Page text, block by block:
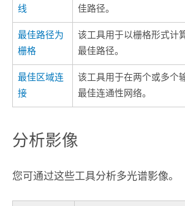
线
佳路径。
最佳路径为
栅格
该工具用于以栅格形式计
最佳路径。
最佳区域连
接
该工具用于在两个或多个
最佳连通性网络。
分析影像
您可通过这些工具分析多光谱影像。